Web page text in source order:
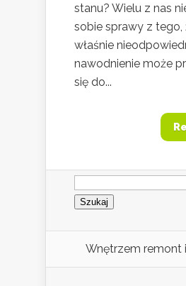
stanu? Wielu z nas
sobie sprawy z tego,
właśnie
nawodnienie może
się do...
Szukaj:
Wnętrzem remont